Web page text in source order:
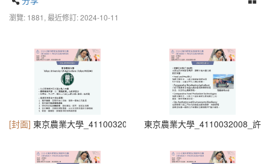
瀏覽: 1881, 最近修訂: 2024-10-11
[封面] 東京農業大學_4110032008_許聞祐_投影片1 - 許聞祐
東京農業大學_4110032008_許